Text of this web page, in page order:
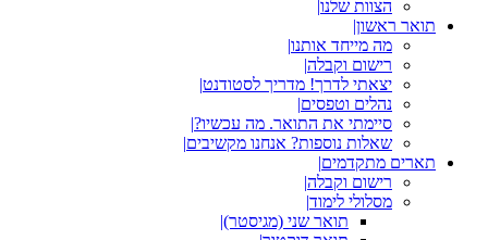
הצוות שלנו|
תואר ראשון|
מה מייחד אותנו|
רישום וקבלה|
יצאתי לדרך! מדריך לסטודנט|
נהלים וטפסים|
סיימתי את התואר. מה עכשיו?|
שאלות נוספות? אנחנו מקשיבים|
תארים מתקדמים|
רישום וקבלה|
מסלולי לימוד|
תואר שני (מגיסטר)|